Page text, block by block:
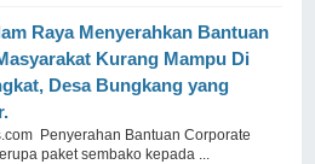
Raya Menyerahkan Bantuan
Kurang Mampu Di
Desa Bungkang yang
Penyerahan Bantuan Corporate
paket sembako kepada ...